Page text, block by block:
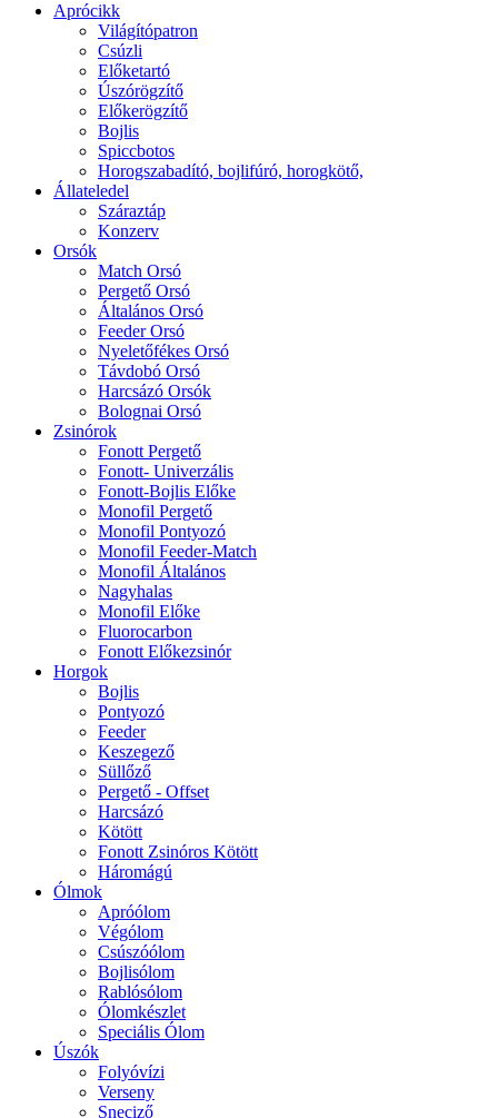
Aprócikk
Világítópatron
Csúzli
Előketartó
Úszórögzítő
Előkerögzítő
Bojlis
Spiccbotos
Horogszabadító, bojlifúró, horogkötő,
Állateledel
Száraztáp
Konzerv
Orsók
Match Orsó
Pergető Orsó
Általános Orsó
Feeder Orsó
Nyeletőfékes Orsó
Távdobó Orsó
Harcsázó Orsók
Bolognai Orsó
Zsinórok
Fonott Pergető
Fonott- Univerzális
Fonott-Bojlis Előke
Monofil Pergető
Monofil Pontyozó
Monofil Feeder-Match
Monofil Általános
Nagyhalas
Monofil Előke
Fluorocarbon
Fonott Előkezsinór
Horgok
Bojlis
Pontyozó
Feeder
Keszegező
Süllőző
Pergető - Offset
Harcsázó
Kötött
Fonott Zsinóros Kötött
Háromágú
Ólmok
Apróólom
Végólom
Csúszóólom
Bojlisólom
Rablósólom
Ólomkészlet
Speciális Ólom
Úszók
Folyóvízi
Verseny
Sneciző